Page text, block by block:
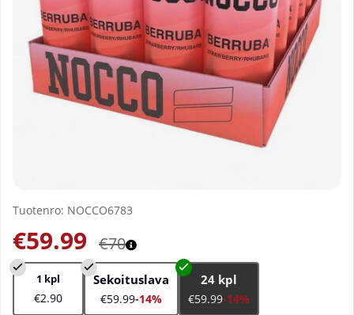
Tuotenro: NOCCO6783
€70
€59.99
1 kpl
€2.90
Sekoituslava
€59.99-14%
24 kpl
€59.99-14%